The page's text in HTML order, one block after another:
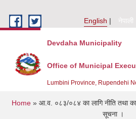
English
नेपाली
Devdaha Municipality
Office of Municipal
Lumbini Province, Rupendehi
You are here
Home» आ.व. ०८३/०८४ का लागि नीति तथा
सूचना ।